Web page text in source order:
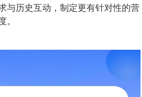
与历史互动，制定更有针对性的营
。